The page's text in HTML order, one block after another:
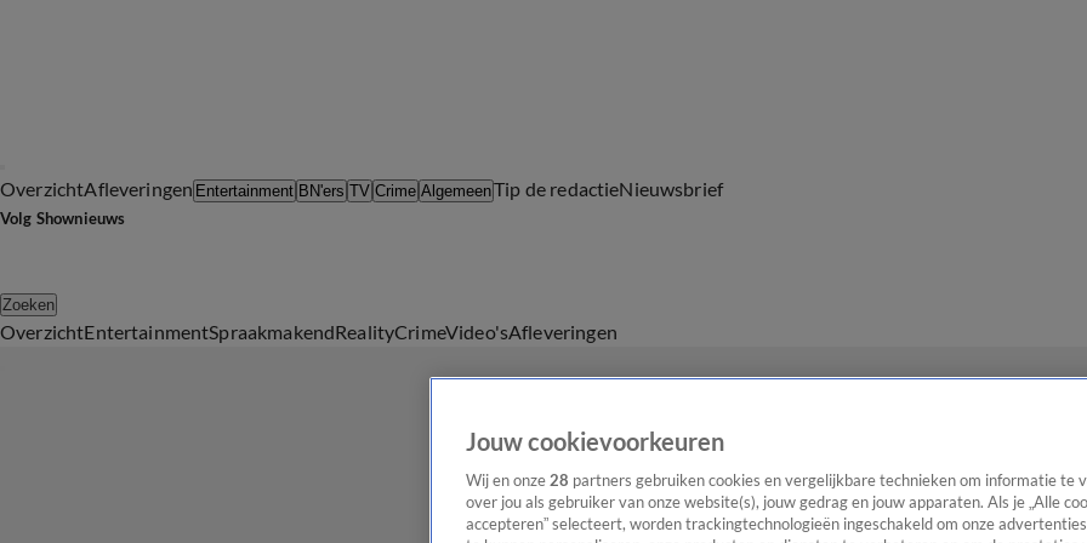
OverzichtAfleveringen Entertainment BN'ers TV Crime AlgemeenTip de redactieNieuwsbrief
Volg Shownieuws
Zoeken
OverzichtEntertainmentSpraakmakendRealityCrimeVideo'sAfleveringen
Jouw cookievoorkeuren
Wij en onze 28 partners gebruiken cookies en vergelijkbare technieken om informatie te
over jou als gebruiker van onze website(s), jouw gedrag en jouw apparaten. Als je „Alle
accepteren” selecteert, worden trackingtechnologieën ingeschakeld om onze